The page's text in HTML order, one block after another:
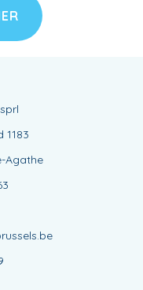
1183
Agathe